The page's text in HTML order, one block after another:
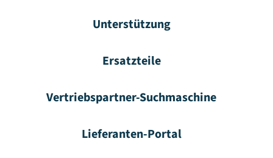
Unterstützung
Ersatzteile
Vertriebspartner-Suchmaschine
Lieferanten-Portal